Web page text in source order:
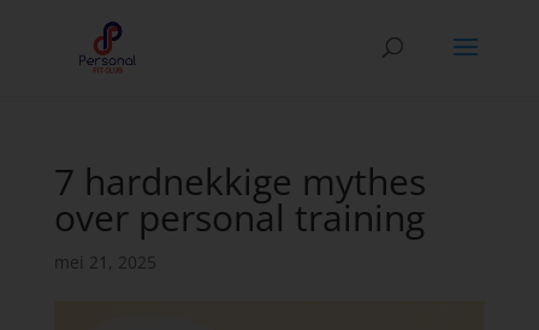
7 hardnekkige mythes
over personal training
mei 21, 2025